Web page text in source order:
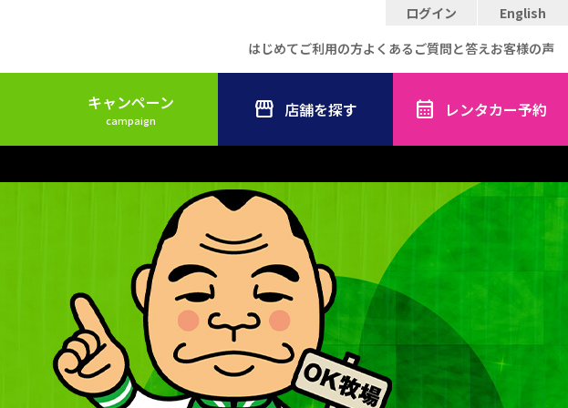
ログイン
English
はじめてご利用の方よくあるご質問と答えお客様の声
キャンペーン
campaign 店舗を探す レンタカー予約